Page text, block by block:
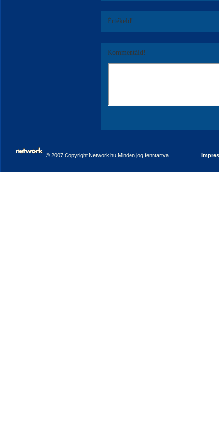
Értékeld!
Kommentáld!
© 2007 Copyright Network.hu Minden jog fenntartva.